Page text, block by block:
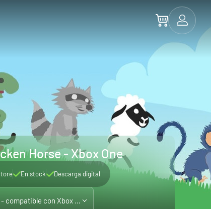
Horse - Xbox One
En stock Descarga digital
Xbox One - compatible con Xbox Series X|S